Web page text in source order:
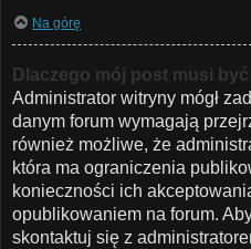
Na górę
Dlaczego mój post musi
Administrator witryny mógł
danym forum wymagają
również możliwe, że
która ma ograniczenia
konieczności ich
opublikowaniem na forum.
skontaktuj się z